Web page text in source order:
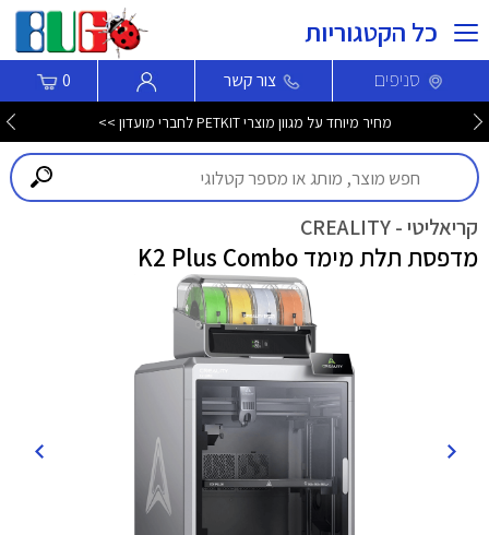
כל הקטגוריות
סניפים צור קשר 0
מחיר מיוחד על מגוון מוצרי PETKIT לחברי מועדון >>
קריאליטי - CREALITY
מדפסת תלת מימד K2 Plus Combo